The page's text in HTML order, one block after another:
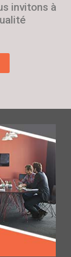
invitons à